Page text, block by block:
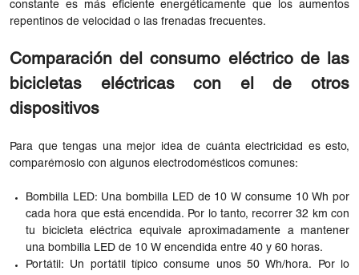
constante es más eficiente energéticamente que los aumentos
repentinos de velocidad o las frenadas frecuentes.
Comparación del consumo eléctrico de las
bicicletas eléctricas con el de otros
dispositivos
Para que tengas una mejor idea de cuánta electricidad es esto,
comparémoslo con algunos electrodomésticos comunes:
Bombilla LED: Una bombilla LED de 10 W consume 10 Wh por
cada hora que está encendida. Por lo tanto, recorrer 32 km con
tu bicicleta eléctrica equivale aproximadamente a mantener
una bombilla LED de 10 W encendida entre 40 y 60 horas.
Portátil: Un portátil típico consume unos 50 Wh/hora. Por lo